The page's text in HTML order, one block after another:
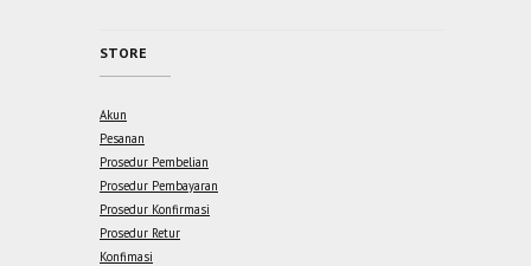
STORE
Akun
Pesanan
Prosedur Pembelian
Prosedur Pembayaran
Prosedur Konfirmasi
Prosedur Retur
Konfimasi